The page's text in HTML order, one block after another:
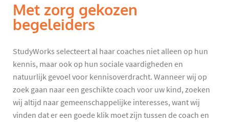
Met zorg gekozen
begeleiders
StudyWorks selecteert al haar coaches niet alleen op hun
kennis, maar ook op hun sociale vaardigheden en
natuurlijk gevoel voor kennisoverdracht. Wanneer wij op
zoek gaan naar een geschikte coach voor uw kind, zoeken
wij altijd naar gemeenschappelijke interesses, want wij
vinden dat er een goede klik moet zijn tussen de coach en